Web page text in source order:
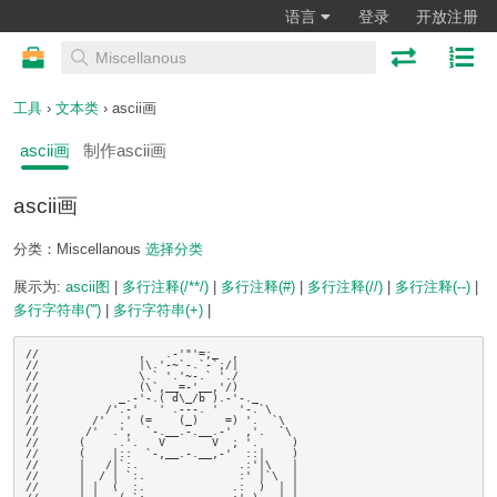
语言 登录 开放注册
工具 › 文本类 › ascii画
ascii画 制作ascii画
ascii画
分类：Miscellanous 选择分类
展示为: ascii图 多行注释(/**/) 多行注释(#) 多行注释(//) 多行注释(--)
多行字符串(''')
多行字符串(+)
//               ,   .-'"'=;_  ,
//               |\.'-~`-.`-`;/|
//               \.` '.'~-.` './
//               (\`,__=-'__,'/)
//            _.-'-.( d\_/b ).-'-._
//          /'.-'   ' .---. '   '-.`\
//        /'  .' (=    (_)    =) '.  `\
//       /'  .',  `-.__.-.__.-'  ,'.  `\
//      (     .'.   V       V  ; '.     )
//      (    |::  `-,__.-.__,-'  ::|    )
//      |   /|`:.               .:'|\   |
//      |  / | `:.              :' |`\  |
//      | |  (  :.             .:  )  | |